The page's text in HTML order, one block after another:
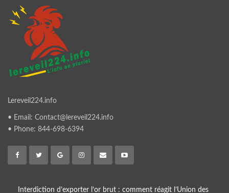
Lereveil224.info
• Email: Contact@lereveil224.info
• Phone: 844-698-6394
Interdiction d’exporter l’or brut : comment réagit l’Union des